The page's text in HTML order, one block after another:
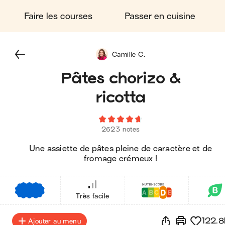
Faire les courses Passer en cuisine
Pâtes chorizo &
ricotta
2623 notes
Une assiette de pâtes pleine de caractère et de
fromage crémeux !
Camille C.
Très facile
Ajouter au menu